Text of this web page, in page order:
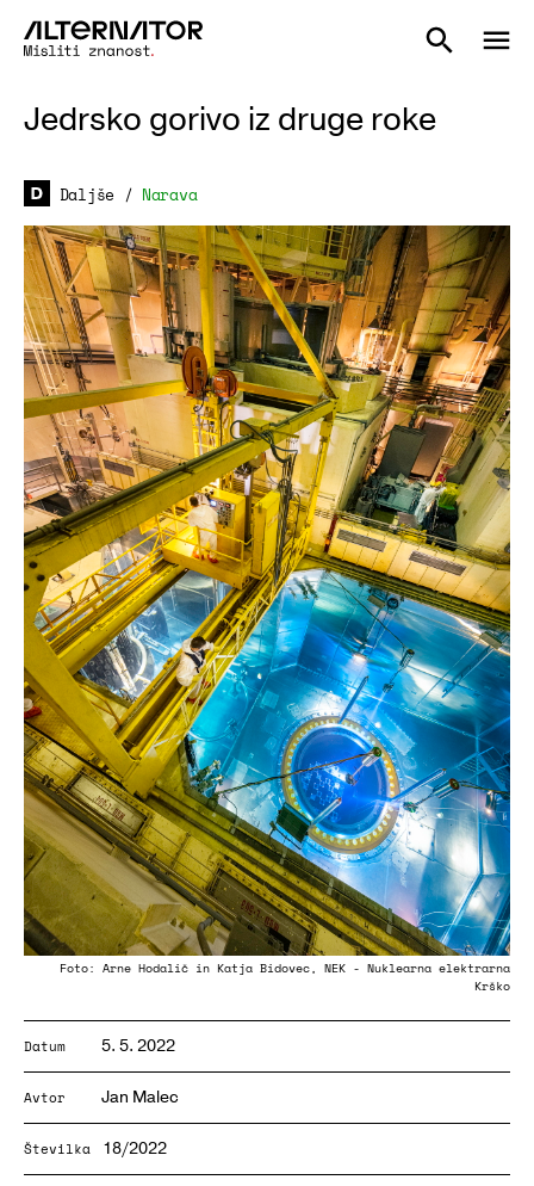
Jedrsko gorivo iz druge roke
Daljše / Narava
Foto: Arne Hodalič in Katja Bidovec, NEK - Nuklearna elektrarna
Krško
Datum 5. 5. 2022
Avtor Jan Malec
Številka 18/2022